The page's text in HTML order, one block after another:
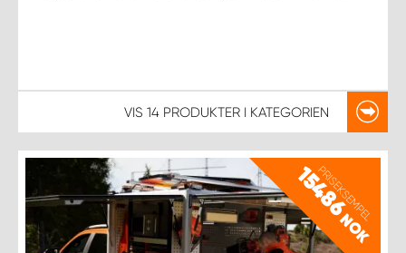
VIS 14 PRODUKTER I KATEGORIEN
PRISEKSEMPEL
15486
NOK